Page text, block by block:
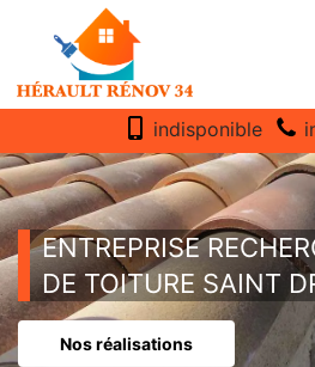
indisponible
ENTREPRISE
DE TOITURE SAINT
Nos réalisations